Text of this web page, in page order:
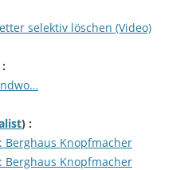
selektiv löschen (Video)
) :
Berghaus Knopfmacher
Berghaus Knopfmacher